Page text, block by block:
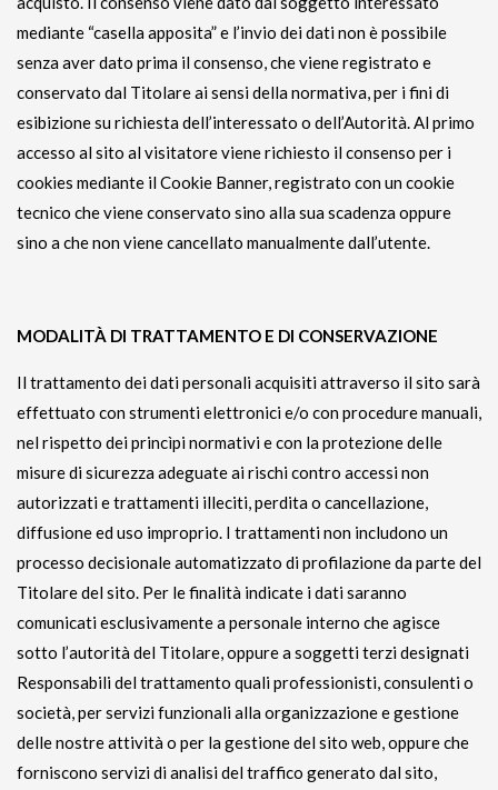
mediante “casella apposita” e l’invio dei dati non è possibile
senza aver dato prima il consenso, che viene registrato e
conservato dal Titolare ai sensi della normativa, per i fini di
esibizione su richiesta dell’interessato o dell’Autorità. Al primo
accesso al sito al visitatore viene richiesto il consenso per i
cookies mediante il Cookie Banner, registrato con un cookie
tecnico che viene conservato sino alla sua scadenza oppure
sino a che non viene cancellato manualmente dall’utente.
MODALITÀ DI TRATTAMENTO E DI CONSERVAZIONE
Il trattamento dei dati personali acquisiti attraverso il sito sarà
effettuato con strumenti elettronici e/o con procedure manuali,
nel rispetto dei princìpi normativi e con la protezione delle
misure di sicurezza adeguate ai rischi contro accessi non
autorizzati e trattamenti illeciti, perdita o cancellazione,
diffusione ed uso improprio. I trattamenti non includono un
processo decisionale automatizzato di profilazione da parte del
Titolare del sito. Per le finalità indicate i dati saranno
comunicati esclusivamente a personale interno che agisce
sotto l’autorità del Titolare, oppure a soggetti terzi designati
Responsabili del trattamento quali professionisti, consulenti o
società, per servizi funzionali alla organizzazione e gestione
delle nostre attività o per la gestione del sito web, oppure che
forniscono servizi di analisi del traffico generato dal sito,